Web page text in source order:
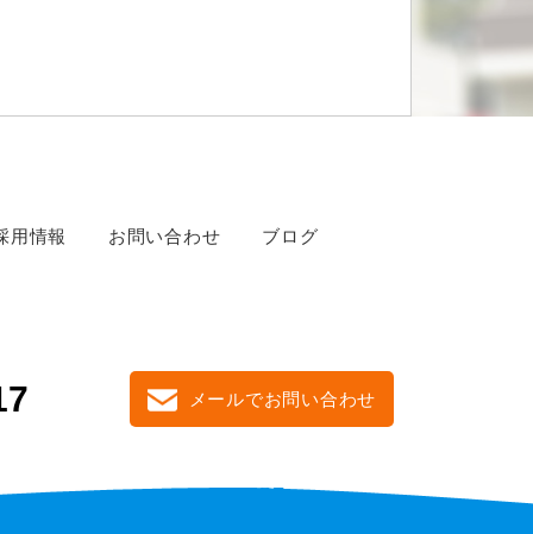
用情報 お問い合わせ ブログ
メールでお問い合わせ